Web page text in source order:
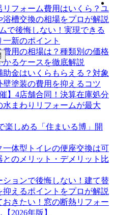
リフォーム費用はいくら？ユ
槽交換の相場をプロが解説
で後悔しない！実現できる
新のポイント
費用の相場は？種類別の価格
るケースを徹底解説
金はいくらもらえる？対象
塗装の費用を抑えるコツ
】4店舗合同！決算在庫処分
まわりリフォームが最大
楽しめる「住まいる博」開
一体型トイレの便座交換は可
のメリット・デメリット比
ションで後悔しない！建て替
抑えるポイントをプロが解説
きたい！窓の断熱リフォー
2026年版】